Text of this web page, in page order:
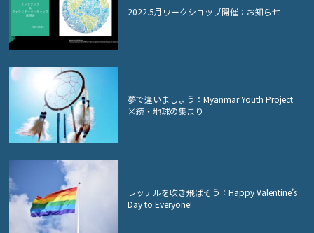
2022.5月ワークショップ開催：お知らせ
夢で逢いましょう：Myanmar Youth Project
×続・地球の集まり
レッテルを吹き飛ばそう：Happy Valentine’s
Day to Everyone!